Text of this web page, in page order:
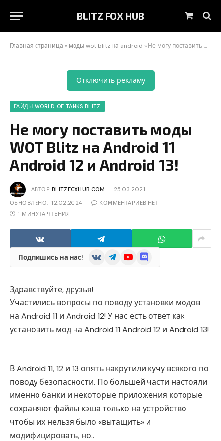
BLITZ FOX HUB Корзина
Главная страница » моды wot blitz на android » Не могу поставить моды WOT Blitz на Android 11 Android 12 и Android 13!
Отключить рекламу
ГАЙДЫ WORLD OF TANKS BLITZ
Не могу поставить моды
WOT Blitz на Android 11
Android 12 и Android 13!
АВТОР BLITZFOXHUB.COM 25.03.2021
ОБНОВЛЕНО: 12.02.2024
КОММЕНТАРИЕВ НЕТ
1 МИНУТА ЧТЕНИЯ
Подпишись на нас! VKontakteTelegramYouTubeDiscord
Здравствуйте, друзья!
Участились вопросы по поводу установки модов
на Android 11 и Android 12! У нас есть ответ как
установить мод на Android 11 Android 12 и Android 13!
В Android 11, 12 и 13 опять накрутили кучу всякого по
поводу безопасности. По большей части настояли
именно банки и некоторые приложения которые
сохраняют файлы кэша только на устройство
чтобы их нельзя было «вытащить» и
модифицировать, но..